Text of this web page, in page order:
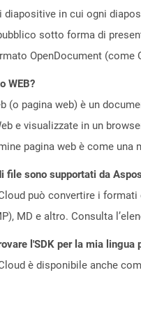
diapositive in cui ogni
sotto forma di
OpenDocument (come
WEB?
(o pagina web) è un
e visualizzate in un
pagina web è come una
file sono supportati da
può convertire i formati
MD e altro. Consulta
l'SDK per la mia lingua
è disponibile anche